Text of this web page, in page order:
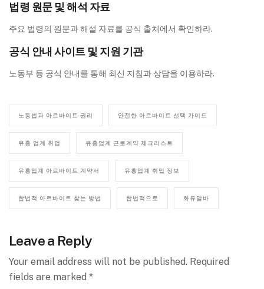
법령 원문 및 해석 자료
주요 법령의 원문과 해설 자료를 공식 출처에서 확인하라.
공식 안내 사이트 및 지원 기관
노동부 등 공식 안내를 통해 최신 지침과 상담을 이용하라.
노동법과 아르바이트 권리 안전한 아르바이트 선택 가이드
유흥 업계 취업 유흥업계 근로계약 체크리스트
유흥업계 아르바이트 계약서 유흥업계 취업 정보
합법적 아르바이트 찾는 방법 합법적으로 화류알바
Leave a Reply
Your email address will not be published. Required
fields are marked *